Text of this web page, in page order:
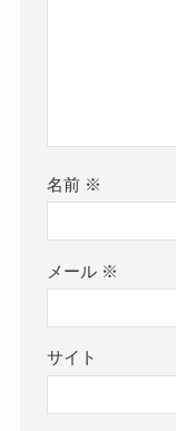
名前 ※
メール ※
サイト